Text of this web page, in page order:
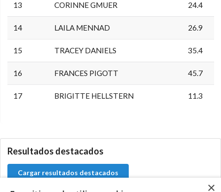
13 CORINNE GMUER 24.4
14 LAILA MENNAD 26.9
15 TRACEY DANIELS 35.4
16 FRANCES PIGOTT 45.7
17 BRIGITTE HELLSTERN 11.3
Resultados destacados
Cargar resultados destacados
×